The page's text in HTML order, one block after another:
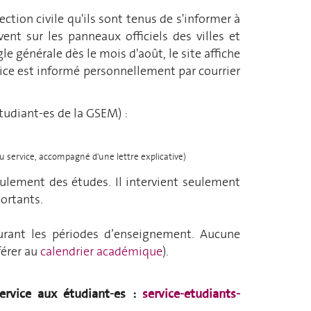
civile qu'ils sont tenus de s'informer à
sur les panneaux officiels des villes et
générale dès le mois d'août, le site affiche
est informé personnellement par courrier
es de la GSEM) :
service, accompagné d'une lettre explicative)
des études. Il intervient seulement
les périodes d’enseignement. Aucune
au calendrier académique).
aux étudiant-es : service-etudiants-